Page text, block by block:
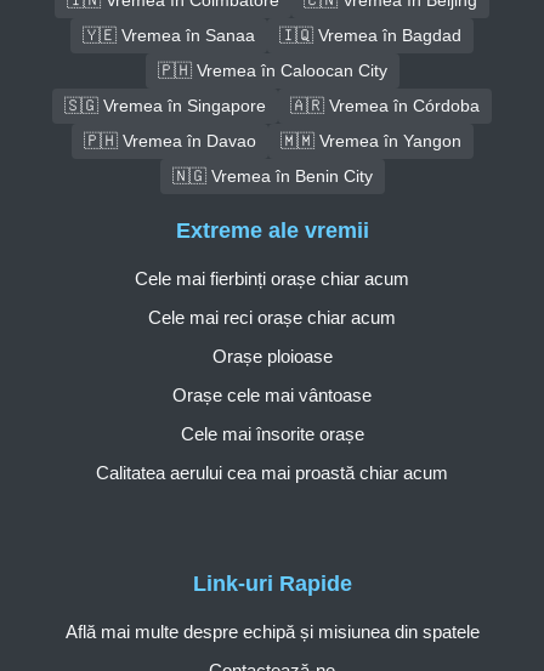
🇾🇪 Vremea în Sanaa
🇮🇶 Vremea în Bagdad
🇵🇭 Vremea în Caloocan City
🇸🇬 Vremea în Singapore
🇦🇷 Vremea în Córdoba
🇵🇭 Vremea în Davao
🇲🇲 Vremea în Yangon
🇳🇬 Vremea în Benin City
Link-uri Rapide
Află mai multe despre echipă și misiunea din spatele
Extreme ale vremii
Cele mai fierbinți orașe chiar acum
Cele mai reci orașe chiar acum
Orașe ploioase
Orașe cele mai vântoase
Cele mai însorite orașe
Calitatea aerului cea mai proastă chiar acum